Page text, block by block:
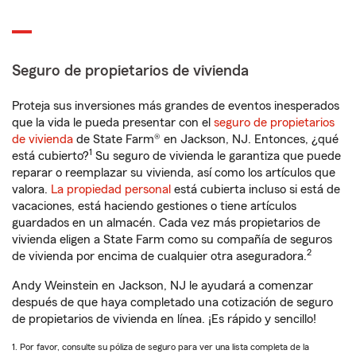
Seguro de propietarios de vivienda
Proteja sus inversiones más grandes de eventos inesperados
que la vida le pueda presentar con el seguro de propietarios
de vivienda de State Farm® en Jackson, NJ. Entonces, ¿qué
está cubierto?1 Su seguro de vivienda le garantiza que puede
reparar o reemplazar su vivienda, así como los artículos que
valora. La propiedad personal está cubierta incluso si está de
vacaciones, está haciendo gestiones o tiene artículos
guardados en un almacén. Cada vez más propietarios de
vivienda eligen a State Farm como su compañía de seguros
de vivienda por encima de cualquier otra aseguradora.2
Andy Weinstein en Jackson, NJ le ayudará a comenzar
después de que haya completado una cotización de seguro
de propietarios de vivienda en línea. ¡Es rápido y sencillo!
1. Por favor, consulte su póliza de seguro para ver una lista completa de la